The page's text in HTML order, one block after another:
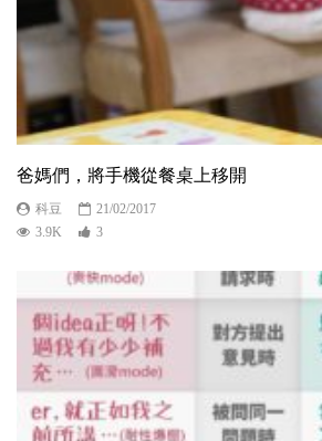
爸媽們，將手機從餐桌上移開
科豆
21/02/2017
3.9K
3